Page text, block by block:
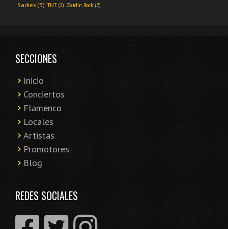
Sadies (3) TNT(2) Zaidín Rock (2)
SECCIONES
Inicio
Conciertos
Flamenco
Locales
Artistas
Promotores
Blog
REDES SOCIALES